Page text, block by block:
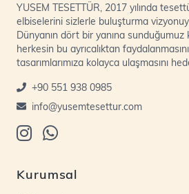
YUSEM TESETTÜR, 2017 yılında
elbiselerini sizlerle buluşturma
Dünyanın dört bir yanına sunduğumuz
herkesin bu ayrıcalıktan
tasarımlarımıza kolayca ulaşmasını
+90 551 938 0985
info@yusemtesettur.com
Kurumsal